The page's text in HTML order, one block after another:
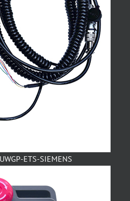
ETS-SIEMENS